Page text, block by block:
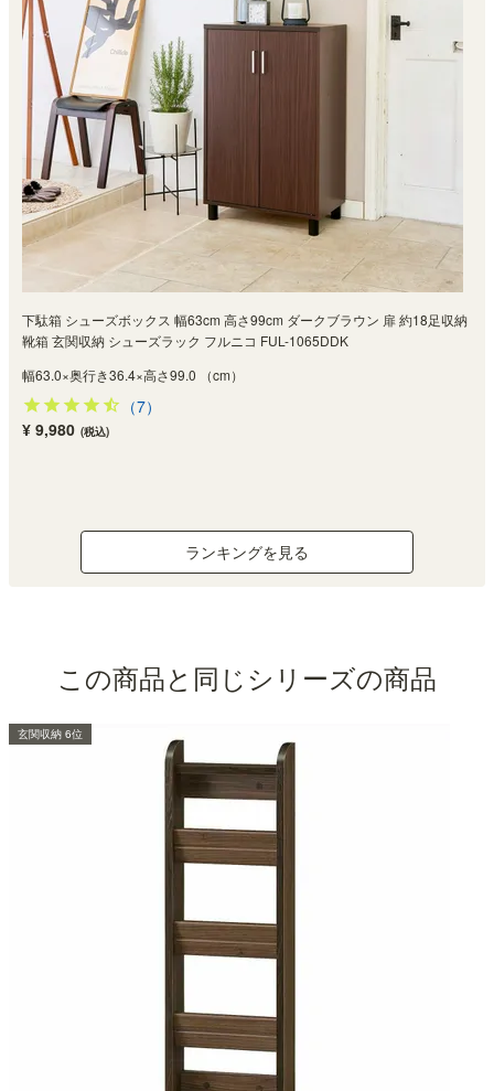
下駄箱 シューズボックス 幅63cm 高さ99cm ダークブラウン 扉 約18足収納
靴箱 玄関収納 シューズラック フルニコ FUL-1065DDK
幅63.0×奥行き36.4×高さ99.0 （cm）
（7）
¥ 9,980 (税込)
ランキングを見る
この商品と同じシリーズの商品
玄関収納 6位